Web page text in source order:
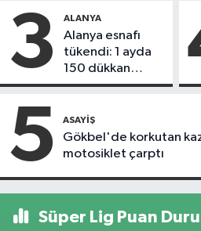
3 ALANYA
Alanya esnafı
tükendi: 1 ayda
150 dükkan
kapandı
5 ASAYIŞ
Gökbel'de korkutan
motosiklet çarptı
Süper Lig Puan